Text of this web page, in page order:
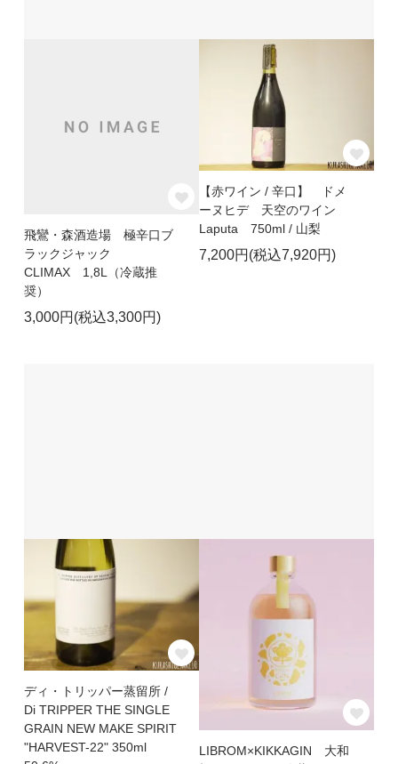
飛鸞・森酒造場 極辛口ブ
ラックジャック
CLIMAX 1,8L（冷蔵推
奨）
3,000円(税込3,300円)
【赤ワイン / 辛口】 ドメ
ーヌヒデ 天空のワイン
Laputa 750ml / 山梨
7,200円(税込7,920円)
ディ・トリッパー蒸留所 /
Di TRIPPER THE SINGLE
GRAIN NEW MAKE SPIRIT
"HARVEST-22" 350ml
LIBROM×KIKKAGIN 大和